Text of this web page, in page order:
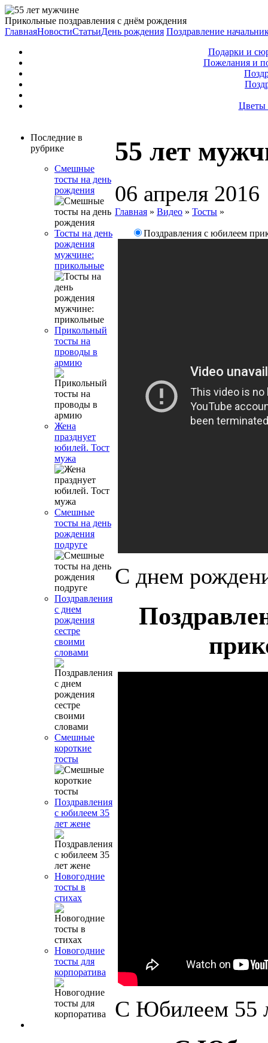
Прикольные поздравления с днём рождения
ГлавнаяНовостиСтатьиДень рождения Поздравление
Подарки и
Пожелания и
Цветы
Последние в
рубрике
Смешные
тосты на день
рождения
Тосты на день
рождения
мужчине:
прикольные
Прикольный
тосты на
проводы в
армию
Жена
празднует
юбилей. Тост
мужа
Смешные
тосты на день
рождения
подруге
Поздравления
с днем
рождения
сестре
своими
словами
Смешные
короткие
тосты
Поздравления
с юбилеем 35
лет жене
Новогодние
тосты в
стихах
Новогодние
тосты для
корпоратива
55 лет
06 апреля 2016
Главная » Видео » Тосты »
Поздравления с юбилеем
С днем
С Юбилеем 55